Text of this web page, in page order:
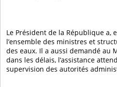
Le Président de la République a,
l’ensemble des ministres et
des eaux. Il a aussi demandé au
dans les délais, l’assistance
supervision des autorités